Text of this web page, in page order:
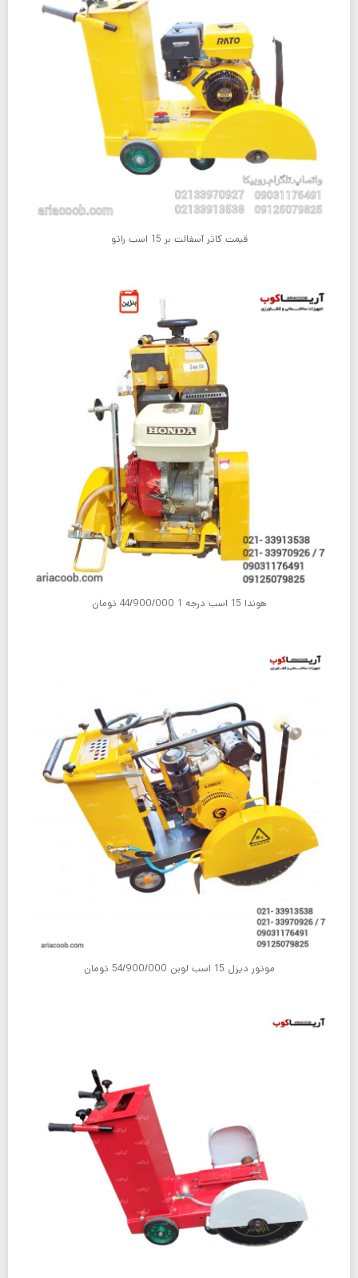
قیمت کاتر آسفالت بر 15 اسب راتو
هوندا 15 اسب درجه 1 44/900/000 تومان
موتور دیزل 15 اسب لوبن 54/900/000 تومان